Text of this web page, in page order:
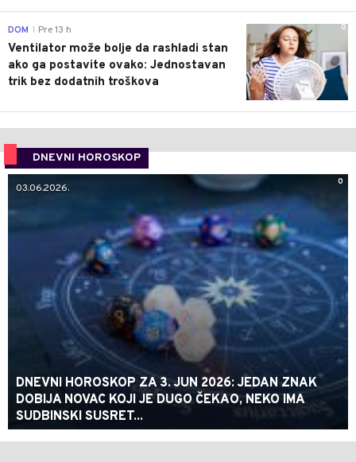
0
DOM Pre 13 h
Ventilator može bolje da rashladi stan
ako ga postavite ovako: Jednostavan
trik bez dodatnih troškova
DNEVNI HOROSKOP
0
03.06.2026.
DNEVNI HOROSKOP ZA 3. JUN 2026: JEDAN ZNAK
DOBIJA NOVAC KOJI JE DUGO ČEKAO, NEKO IMA
SUDBINSKI SUSRET...